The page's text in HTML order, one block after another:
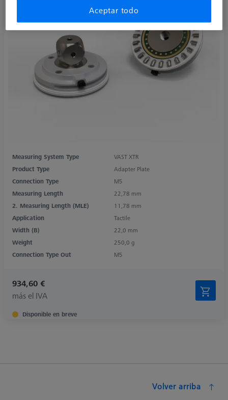
Measuring System Type
VAST XTR
Product Type
Adapter Plate
Connection Type
M5
Measuring Length
22,78 mm
2. Measuring Length (MLE)
11,78 mm
Application
Tactile
Width (B)
22,0 mm
Weight
250,0 g
Connection Type Out
M5
934,60 €
más el IVA
Disponible en breve
Volver arriba
Aceptar todo